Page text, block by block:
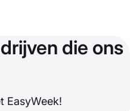
die ons
EasyWeek!